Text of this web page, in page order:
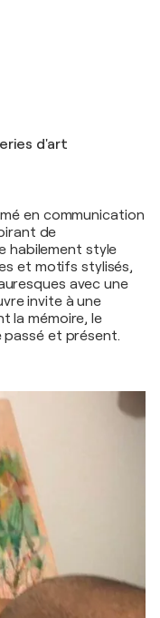
d'art
en communication
de
habilement style
et motifs stylisés,
avec une
invite à une
la mémoire, le
et présent.